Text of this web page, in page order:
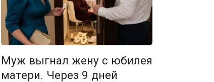
Муж выгнал жену с юбилея
матери. Через 9 дней